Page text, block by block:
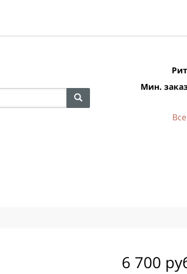
Мин.
6 700